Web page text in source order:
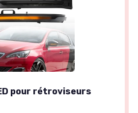
pour rétroviseurs